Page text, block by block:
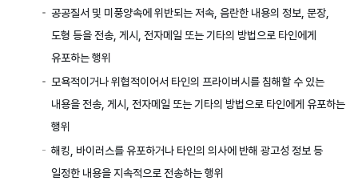
공공질서 및 미풍양속에 위반되는 저속, 음란한 내용의 정보, 문장,
도형 등을 전송, 게시, 전자메일 또는 기타의 방법으로 타인에게
유포하는 행위
모욕적이거나 위협적이어서 타인의 프라이버시를 침해할 수 있는
내용을 전송, 게시, 전자메일 또는 기타의 방법으로 타인에게 유포하는
행위
해킹, 바이러스를 유포하거나 타인의 의사에 반해 광고성 정보 등
일정한 내용을 지속적으로 전송하는 행위